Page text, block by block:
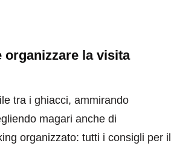
organizzare la visita
tra i ghiacci, ammirando
magari anche di
organizzato: tutti i consigli per il